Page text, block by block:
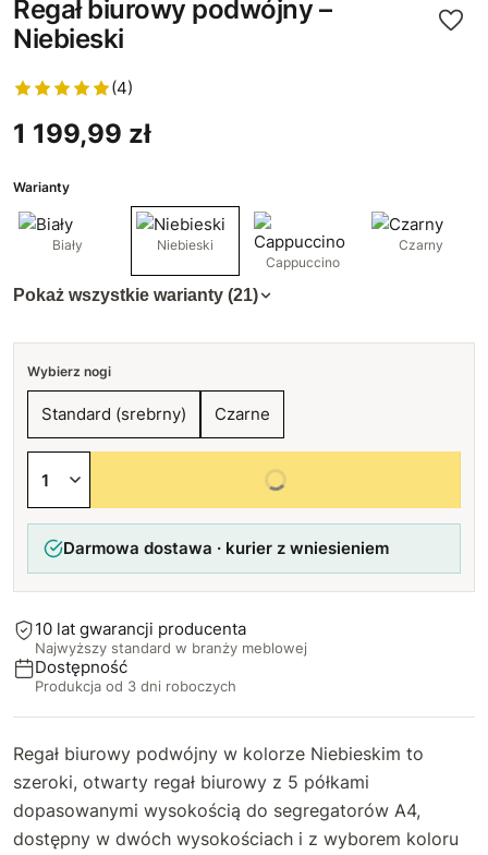
Regał biurowy podwójny –
Niebieski
(4)
1 199,99 zł
Warianty
Biały
Niebieski
Cappuccino
Czarny
Pokaż wszystkie warianty (21)
Wybierz nogi
Standard (srebrny) Czarne
Wybierz wszystkie opcje
Darmowa dostawa · kurier z wniesieniem
10 lat gwarancji producenta
Najwyższy standard w branży meblowej
Dostępność
Produkcja od 3 dni roboczych
Regał biurowy podwójny w kolorze Niebieskim to
szeroki, otwarty regał biurowy z 5 półkami
dopasowanymi wysokością do segregatorów A4,
dostępny w dwóch wysokościach i z wyborem koloru